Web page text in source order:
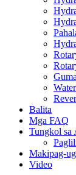
Balita
Mga FAQ
Tungkol sa
Makipag-
Video